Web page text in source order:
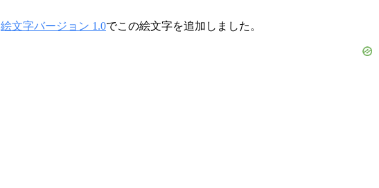
絵文字バージョン 1.0でこの絵文字を追加しました。